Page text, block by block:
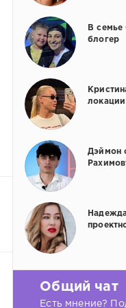
В семье
блогер
локации
Дэймон
Общий чат
Есть мнение?